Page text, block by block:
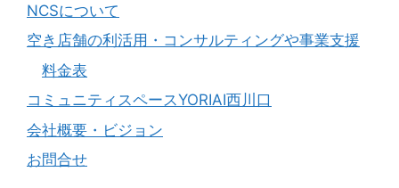
NCSについて
空き店舗の利活用・コンサルティングや事業支援
料金表
コミュニティスペースYORIAI西川口
会社概要・ビジョン
お問合せ